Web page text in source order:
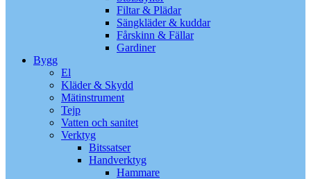
Filtar & Plädar
Sängkläder & kuddar
Fårskinn & Fällar
Gardiner
Bygg
El
Kläder & Skydd
Mätinstrument
Tejp
Vatten och sanitet
Verktyg
Bitssatser
Handverktyg
Hammare